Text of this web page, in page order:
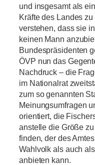
und insgesamt als
Kräfte des Landes
verstehen, dass sie
keinen Mann
Bundespräsidenten
ÖVP nun das
Nachdruck – die
im Nationalrat
zum so genannten
Meinungsumfragen
orientiert, die
anstelle die Größe
finden, der des
Wahlvolk als auch
anbieten kann.